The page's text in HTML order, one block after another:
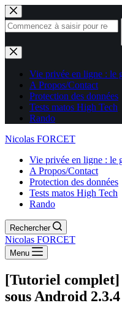
Aucun
résultat
Vie privée en ligne : le
A Propos/Contact
Protection des données
Tests matos High Tech
Rando
Nicolas FORCET
Vie privée en ligne : le
A Propos/Contact
Protection des données
Tests matos High Tech
Rando
Rechercher
Nicolas FORCET
Menu
[Tutoriel complet]
sous Android